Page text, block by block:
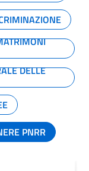
DELLE
PNRR